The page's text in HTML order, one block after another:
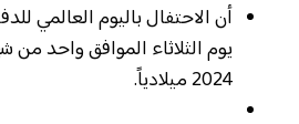
أن الاحتفال باليوم العالمي
يوم الثلاثاء الموافق واحد
2024 ميلادياً.